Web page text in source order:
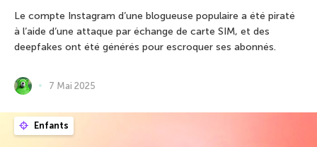
Le compte Instagram d’une blogueuse populaire a été piraté
à l’aide d’une attaque par échange de carte SIM, et des
deepfakes ont été générés pour escroquer ses abonnés.
7 Mai 2025
Enfants